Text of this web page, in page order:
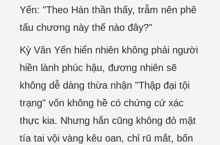
Yến: "Theo Hán thần thấy, trẫm nên phê
tấu chương này thế nào đây?"
Kỳ Vân Yến hiển nhiên không phải người
hiền lành phúc hậu, đương nhiên sẽ
không dễ dàng thừa nhận "Thập đại tội
trạng" vốn không hề có chứng cứ xác
thực kia. Nhưng hắn cũng không đỏ mặt
tía tai vội vàng kêu oan, chỉ rũ mắt, bốn